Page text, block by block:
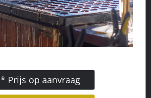
* Prijs op aanvraag